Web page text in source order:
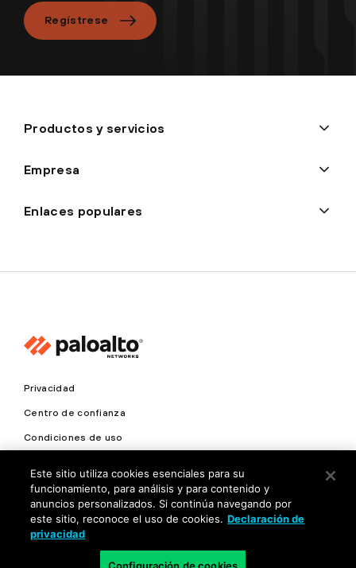
Regístrese
Productos y servicios
Empresa
Enlaces populares
Privacidad
Centro de confianza
Condiciones de uso
Copyright © 2026 Palo Alto Networks. Todos los derechos
reservados
Este sitio utiliza cookies esenciales para su
funcionamiento, para análisis y para contenido y
anuncios personalizados. Si continúa navegando por
este sitio, reconoce el uso de cookies. Declaración de
privacidad